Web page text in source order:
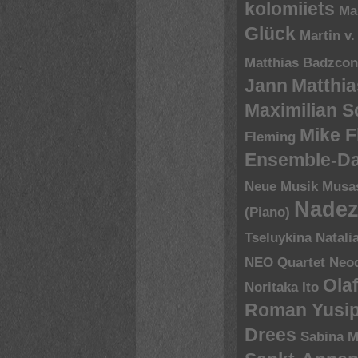
kolomiiets
Glück Martin
Matthias
Jann
Maximilian
Fleming Mike
Ensemble-
Neue Musik
(Piano)
Tseluykina
NEO Quartet
Noritaka Ito
Roman
Drees Sabina